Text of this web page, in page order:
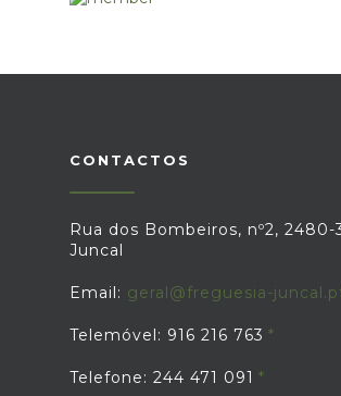
CONTACTOS
Rua dos Bombeiros, nº2, 2480-
Juncal
Email: geral@freguesia-
Telemóvel: 916 216 763
Telefone: 244 471 091